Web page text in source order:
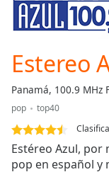
Skip
Forward
Current
Time0:00
Duration
Loaded:
0.00%
Stream
TypeLIVE
Estereo
Panamá, 100.9 MHz
pop
top40
Estéreo Azul, por
pop en español y